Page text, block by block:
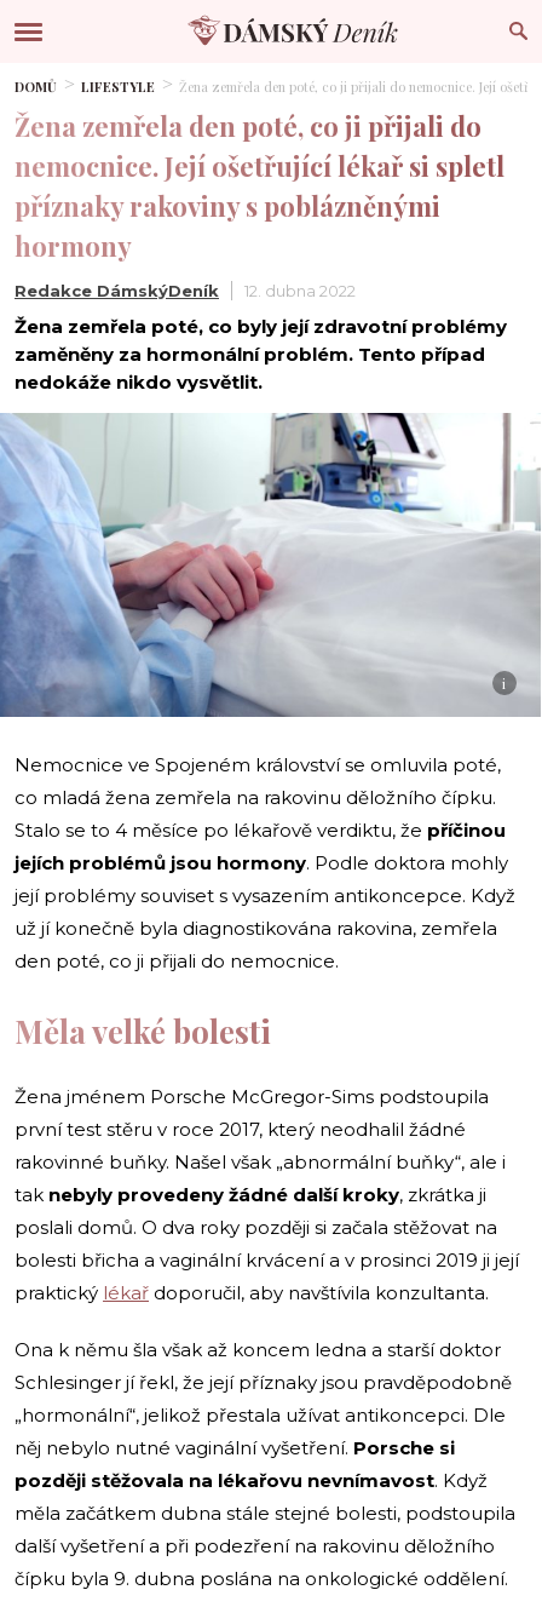
DOMŮ LIFESTYLE Žena zemřela den poté, co ji přijali do nemocnice. Její
Žena zemřela den poté, co ji přijali do
nemocnice. Její ošetřující lékař si spletl
příznaky rakoviny s poblázněnými
hormony
Redakce DámskýDeník 12. dubna 2022
Žena zemřela poté, co byly její zdravotní problémy
zaměněny za hormonální problém. Tento případ
nedokáže nikdo vysvětlit.
i
Nemocnice ve Spojeném království se omluvila poté,
co mladá žena zemřela na rakovinu děložního čípku.
Stalo se to 4 měsíce po lékařově verdiktu, že příčinou
jejích problémů jsou hormony. Podle doktora mohly
její problémy souviset s vysazením antikoncepce. Když
už jí konečně byla diagnostikována rakovina, zemřela
den poté, co ji přijali do nemocnice.
Měla velké bolesti
Žena jménem Porsche McGregor-Sims podstoupila
první test stěru v roce 2017, který neodhalil žádné
rakovinné buňky. Našel však „abnormální buňky“, ale i
tak nebyly provedeny žádné další kroky, zkrátka ji
poslali domů. O dva roky později si začala stěžovat na
bolesti břicha a vaginální krvácení a v prosinci 2019 ji její
praktický lékař doporučil, aby navštívila konzultanta.
Ona k němu šla však až koncem ledna a starší doktor
Schlesinger jí řekl, že její příznaky jsou pravděpodobně
„hormonální“, jelikož přestala užívat antikoncepci. Dle
něj nebylo nutné vaginální vyšetření. Porsche si
později stěžovala na lékařovu nevnímavost. Když
měla začátkem dubna stále stejné bolesti, podstoupila
další vyšetření a při podezření na rakovinu děložního
čípku byla 9. dubna poslána na onkologické oddělení.